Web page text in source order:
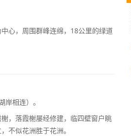
心，周围群峰连绵，18公里的绿道
相连）。
，落霞榭屡经修建，临四壁窗户眺
不似花洲胜于花洲。